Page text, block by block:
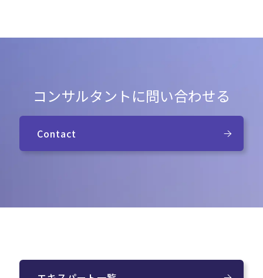
コンサルタントに問い合わせる
Contact